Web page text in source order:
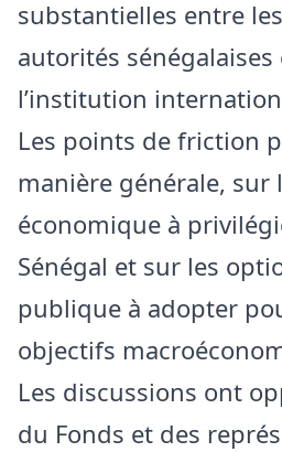
substantielles entre
autorités sénégalaises
l’institution
Les points de friction
manière générale, sur
économique à
Sénégal et sur les
publique à adopter
objectifs
Les discussions ont
du Fonds et des